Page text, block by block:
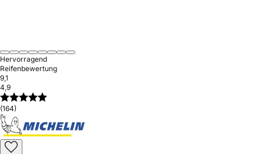
Hervorragend
Reifenbewertung
9,1
4,9
(164)